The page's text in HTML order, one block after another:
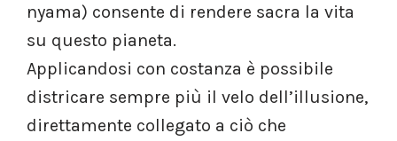
nyama) consente di rendere sacra la vita
su questo pianeta.
Applicandosi con costanza è possibile
districare sempre più il velo dell’illusione,
direttamente collegato a ciò che